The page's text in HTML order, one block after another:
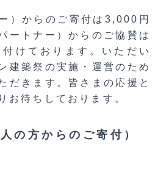
）からのご寄付は3,000円
ートナー）からのご協賛は
けております。いただい
建築祭の実施・運営のため
だきます。皆さまの応援と
お待ちしております。
の方からのご寄付）